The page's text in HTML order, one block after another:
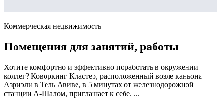
Коммерческая недвижимость
Помещения для занятий, работы
Хотите комфортно и эффективно поработать в окружении
коллег? Коворкинг Кластер, расположенный возле каньона
Азриэли в Тель Авиве, в 5 минутах от железнодорожной
станции А-Шалом, приглашает к себе. ...